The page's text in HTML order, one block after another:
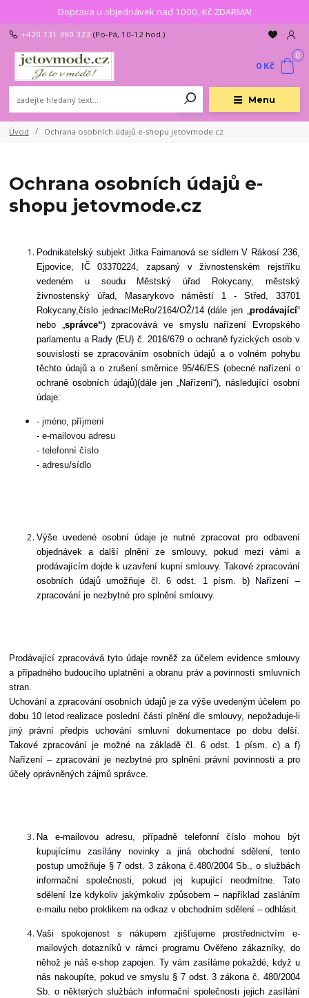
Doprava u objednávek nad 1000,-Kč ZDARMA!
Menu
+420 731 390 323 (Po-Pá, 10-12 hod.)
0
0 Kč
Úvod Ochrana osobních údajů e-shopu jetovmode.cz
Ochrana osobních údajů e-
shopu jetovmode.cz
Podnikatelský subjekt Jitka Faimanováse sídlemV Rákosí 236,
Ejpovice, IČ 03370224, zapsaný v živnostenském rejstříku
vedeném u soudu Městský úřad Rokycany, městský
živnostenský úřad, Masarykovo náměstí 1 - Střed, 33701
Rokycany,číslo jednacíMeRo/2164/OŽ/14(dále jen „prodávající“
nebo „správce“) zpracovává ve smyslu nařízení Evropského
parlamentu a Rady (EU) č. 2016/679 o ochraně fyzických osob v
souvislosti se zpracováním osobních údajů a o volném pohybu
těchto údajů a o zrušení směrnice 95/46/ES (obecné nařízení o
ochraně osobních údajů)(dále jen „Nařízení“), následující osobní
údaje:
- jméno, příjmení
- e-mailovou adresu
- telefonní číslo
- adresu/sídlo
Výše uvedené osobní údaje je nutné zpracovat pro odbavení
objednávek a další plnění ze smlouvy, pokud mezi vámi a
prodávajícím dojde k uzavření kupní smlouvy. Takové zpracování
osobních údajů umožňuje čl. 6 odst. 1 písm. b) Nařízení –
zpracování je nezbytné pro splnění smlouvy.
Prodávající zpracovává tyto údaje rovněž za účelem evidence smlouvy
a případného budoucího uplatnění a obranu práv a povinností smluvních
stran.
Uchování a zpracování osobních údajů je za výše uvedeným účelem po
dobu 10 letod realizace poslední části plnění dle smlouvy, nepožaduje-li
jiný právní předpis uchování smluvní dokumentace po dobu delší.
Takové zpracování je možné na základěčl. 6 odst. 1 písm. c) a f)
Nařízení – zpracování je nezbytné pro splnění právní povinnosti a pro
účely oprávněných zájmů správce.
Na e-mailovou adresu, případně telefonní číslo mohou být
kupujícímu zasílány novinky a jiná obchodní sdělení, tento
postup umožňuje § 7 odst. 3 zákona č.480/2004 Sb., o službách
informační společnosti, pokud jej kupující neodmítne. Tato
sdělení lze kdykoliv jakýmkoliv způsobem – například zasláním
e-mailu nebo proklikem na odkaz v obchodním sdělení – odhlásit.
Vaši spokojenost s nákupem zjišťujeme prostřednictvím e-
mailových dotazníků v rámci programu Ověřeno zákazníky, do
něhož je náš e-shop zapojen. Ty vám zasíláme pokaždé, když u
nás nakoupíte, pokud ve smyslu § 7 odst. 3 zákona č. 480/2004
Sb. o některých službách informační společnosti jejich zasílání